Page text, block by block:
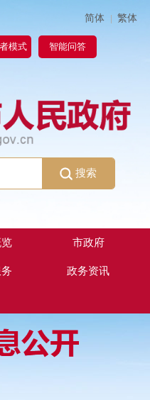
简体 | 繁体
模式 智能问答
搜索
市政府
政务资讯